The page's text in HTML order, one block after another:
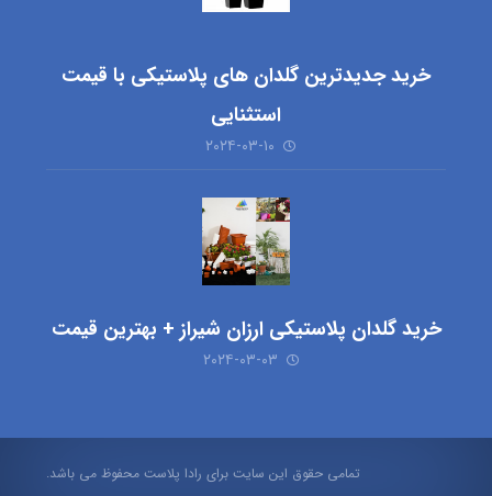
خرید جدیدترین گلدان های پلاستیکی با قیمت
استثنایی
۲۰۲۴-۰۳-۱۰
خرید گلدان پلاستیکی ارزان شیراز + بهترین قیمت
۲۰۲۴-۰۳-۰۳
تمامی حقوق این سایت برای رادا پلاست محفوظ می باشد.